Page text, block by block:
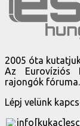
2005 óta
Az Eurovíziós
rajongók
Lépj velünk